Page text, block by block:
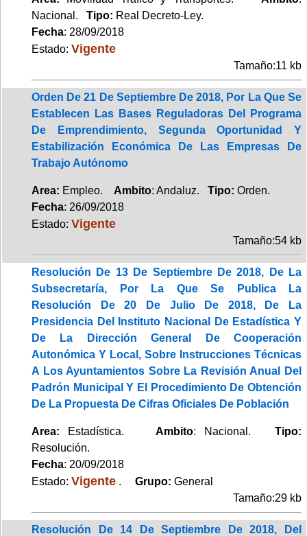
Nacional. Tipo: Real Decreto-Ley.
Fecha: 28/09/2018
Estado: Vigente
Tamaño:11 kb
Orden De 21 De Septiembre De 2018, Por La Que Se
Establecen Las Bases Reguladoras Del Programa
De Emprendimiento, Segunda Oportunidad Y
Estabilización Económica De Las Empresas De
Trabajo Autónomo
Area: Empleo. Ambito: Andaluz. Tipo: Orden.
Fecha: 26/09/2018
Estado: Vigente
Tamaño:54 kb
Resolución De 13 De Septiembre De 2018, De La
Subsecretaría, Por La Que Se Publica La
Resolución De 20 De Julio De 2018, De La
Presidencia Del Instituto Nacional De Estadística Y
De La Dirección General De Cooperación
Autonómica Y Local, Sobre Instrucciones Técnicas
A Los Ayuntamientos Sobre La Revisión Anual Del
Padrón Municipal Y El Procedimiento De Obtención
De La Propuesta De Cifras Oficiales De Población
Area: Estadística.Ambito: Nacional.Tipo:
Resolución.
Fecha: 20/09/2018
Estado: Vigente . Grupo: General
Tamaño:29 kb
Resolución De 14 De Septiembre De 2018, Del